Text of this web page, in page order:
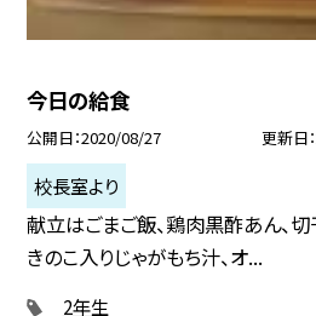
今日の給食
公開日 2020/08/27 更新日
校長室より
献立はごまご飯、鶏肉黒酢あん、
きのこ入りじゃがもち汁、オ...
2年生